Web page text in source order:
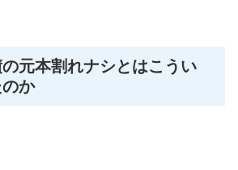
元本割れナシとはこうい
か